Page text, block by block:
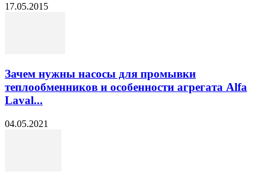
17.05.2015
Зачем нужны насосы для промывки
теплообменников и особенности агрегата Alfa
Laval...
04.05.2021